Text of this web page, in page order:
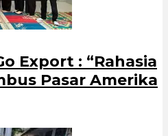
Export : “Rahasia
Pasar Amerika